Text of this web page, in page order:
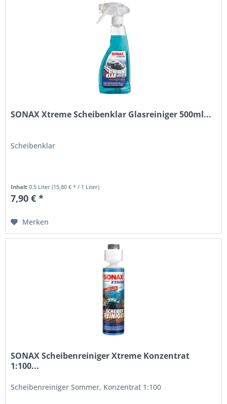
SONAX Xtreme Scheibenklar Glasreiniger 500ml...
Scheibenklar
Inhalt0.5 Liter(15,80 € * / 1 Liter)
7,90 € *
Merken
SONAX Scheibenreiniger Xtreme Konzentrat
1:100...
Scheibenreiniger Sommer, Konzentrat 1:100